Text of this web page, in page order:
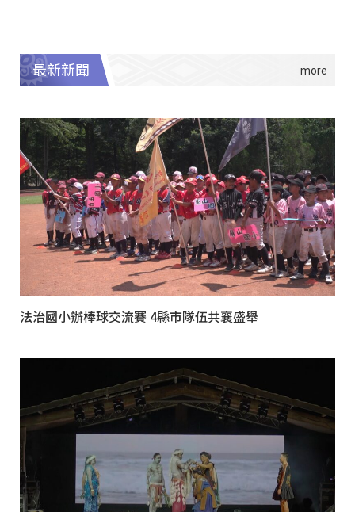
最新新聞
法治國小辦棒球交流賽 4縣市隊伍共襄盛舉